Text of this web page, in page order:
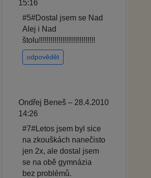
15:16
#5#Dostal jsem se Nad
Alej i Nad
štolu!!!!!!!!!!!!!!!!!!!!!!!!!!!!!
odpovědět
Ondřej Beneš – 28.4.2010
14:26
#7#Letos jsem byl sice
na zkouškách nanečisto
jen 2x, ale dostal jsem
se na obě gymnázia
bez problémů.